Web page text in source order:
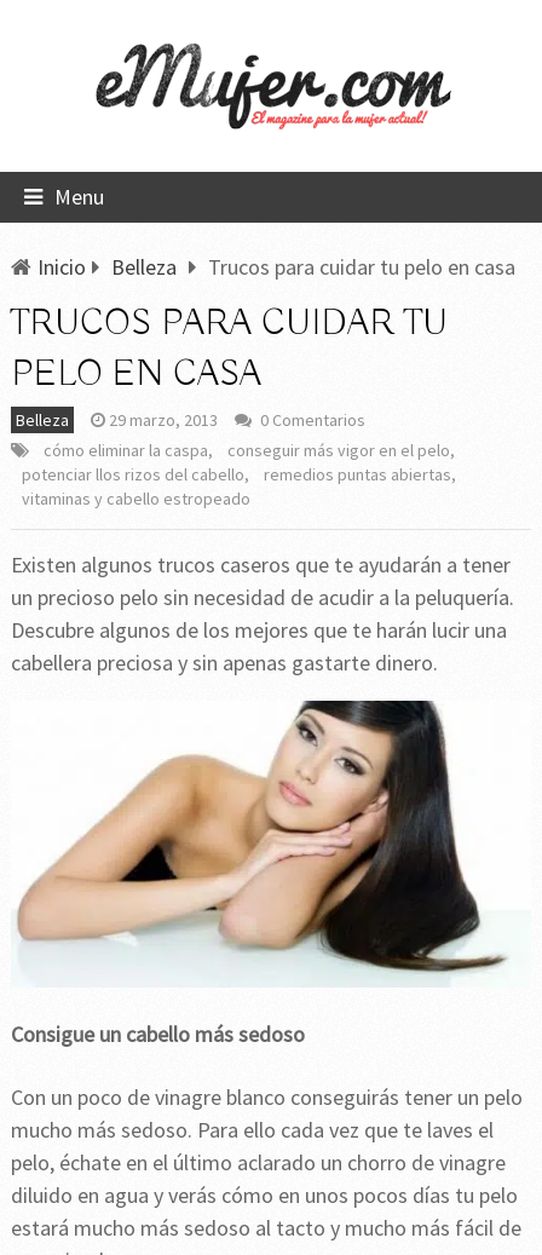
Menu
Inicio Belleza Trucos para cuidar tu pelo en casa
TRUCOS PARA CUIDAR TU
PELO EN CASA
Belleza 29 marzo, 2013
0 Comentarios
cómo eliminar la caspa, conseguir más vigor en el pelo,
potenciar llos rizos del cabello, remedios puntas abiertas,
vitaminas y cabello estropeado
Existen algunos trucos caseros que te ayudarán a tener
un precioso pelo sin necesidad de acudir a la peluquería.
Descubre algunos de los mejores que te harán lucir una
cabellera preciosa y sin apenas gastarte dinero.
Consigue un cabello más sedoso
Con un poco de vinagre blanco conseguirás tener un pelo
mucho más sedoso. Para ello cada vez que te laves el
pelo, échate en el último aclarado un chorro de vinagre
diluido en agua y verás cómo en unos pocos días tu pelo
estará mucho más sedoso al tacto y mucho más fácil de